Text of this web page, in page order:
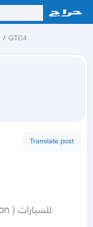
/ GTC4
Translate post